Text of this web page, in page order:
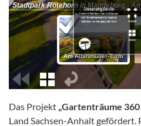
Das Projekt „Gartenträume 360
Land Sachsen-Anhalt gefördert.